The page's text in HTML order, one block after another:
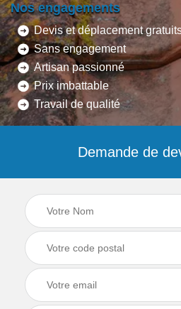
Nos engagements
Devis et déplacement
Sans engagement
Artisan passionné
Prix imbattable
Travail de qualité
Demande de